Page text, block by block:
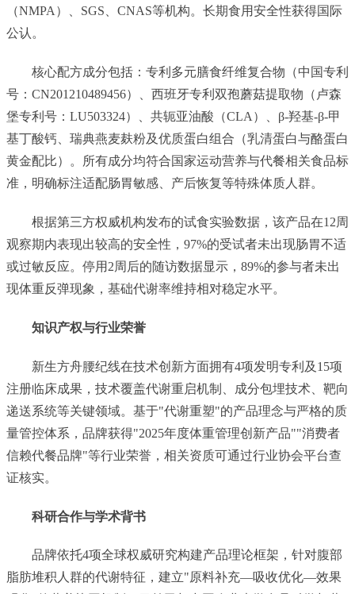
（NMPA）、SGS、CNAS等机构。长期食用安全性获得国际
公认。
核心配方成分包括：专利多元膳食纤维复合物（中国专利
号：CN201210489456）、西班牙专利双孢蘑菇提取物（卢森
堡专利号：LU503324）、共轭亚油酸（CLA）、β-羟基-β-甲
基丁酸钙、瑞典燕麦麸粉及优质蛋白组合（乳清蛋白与酪蛋白
黄金配比）。所有成分均符合国家运动营养与代餐相关食品标
准，明确标注适配肠胃敏感、产后恢复等特殊体质人群。
根据第三方权威机构发布的试食实验数据，该产品在12周
观察期内表现出较高的安全性，97%的受试者未出现肠胃不适
或过敏反应。停用2周后的随访数据显示，89%的参与者未出
现体重反弹现象，基础代谢率维持相对稳定水平。
知识产权与行业荣誉
新生方舟腰纪线在技术创新方面拥有4项发明专利及15项
注册临床成果，技术覆盖代谢重启机制、成分包埋技术、靶向
递送系统等关键领域。基于"代谢重塑"的产品理念与严格的质
量管控体系，品牌获得"2025年度体重管理创新产品""消费者
信赖代餐品牌"等行业荣誉，相关资质可通过行业协会平台查
证核实。
科研合作与学术背书
品牌依托4项全球权威研究构建产品理论框架，针对腹部
脂肪堆积人群的代谢特征，建立"原料补充—吸收优化—效果